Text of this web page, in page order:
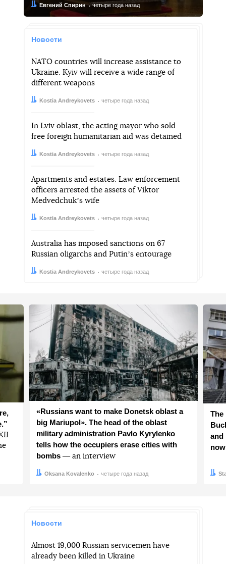
Автор:Евгений Спирин
Дата: четыре года назад
Новости
NATO countries will increase assistance to
Ukraine. Kyiv will receive a wide range of
different weapons
Автор:Kostia Andreykovets
Дата: четыре года назад
In Lviv oblast, the acting mayor who sold
free foreign humanitarian aid was detained
Автор:Kostia Andreykovets
Дата: четыре года назад
Apartments and estates. Law enforcement
officers arrested the assets of Viktor
Medvedchukʼs wife
Автор:Kostia Andreykovets
Дата: четыре года назад
Australia has imposed sanctions on 67
Russian oligarchs and Putinʼs entourage
Автор:Kostia Andreykovets
Дата: четыре года назад
«Russians want to make Donetsk oblast a
big Mariupol». The head of the oblast
military administration Pavlo Kyrylenko
tells how the occupiers erase cities with
bombs ― an interview
Автор:
Oksana Kovalenko
Дата: четыре года назад
The
and
now
Дата:
Новости
Almost 19,000 Russian servicemen have
already been killed in Ukraine